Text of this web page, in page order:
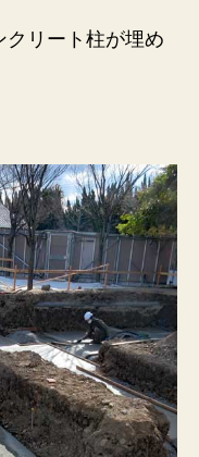
クリート柱が埋め